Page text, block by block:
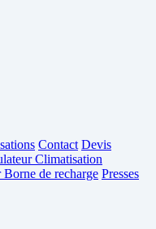
Contact Devis
Climatisation
Borne de recharge Presses